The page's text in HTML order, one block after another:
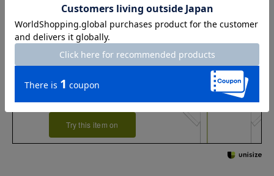
お店で試着する
チャット相談をする 店頭在庫を見る
Try this item on